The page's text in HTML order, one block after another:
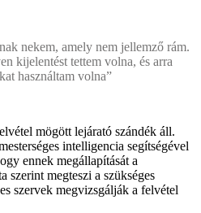
nekem, amely nem jellemző rám.
kijelentést tettem volna, és arra
használtam volna”
mögött lejárató szándék áll.
intelligencia segítségével
ennek megállapítását a
szerint megteszi a szükséges
szervek megvizsgálják a felvétel